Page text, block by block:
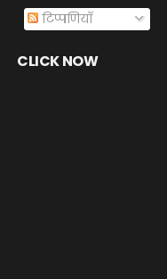
टिप्पणियाँ
CLICK NOW